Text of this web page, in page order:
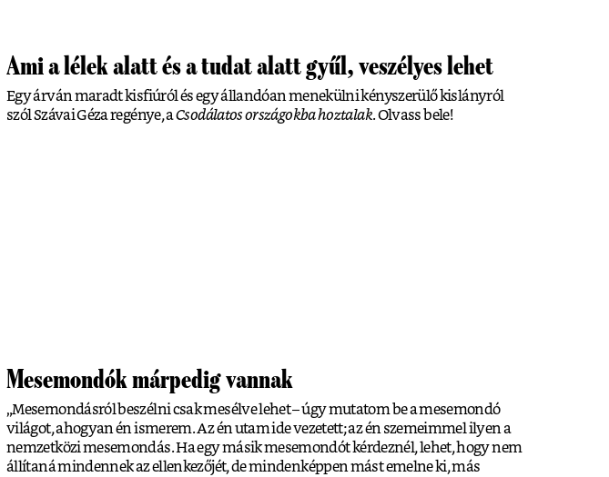
Ami a lélek alatt és a tudat alatt gyűl, veszélyes lehet
Egy árván maradt kisfiúról és egy állandóan menekülni kényszerülő kislányról
szól Szávai Géza regénye, aCsodálatos országokba hoztalak. Olvass bele!
Mesemondók márpedig vannak
„Mesemondásról beszélni csak mesélve lehet – úgy mutatom be a mesemondó
világot, ahogyan én ismerem. Az én utam ide vezetett; az én szemeimmel ilyen a
nemzetközi mesemondás. Ha egy másik mesemondót kérdeznél, lehet, hogy nem
állítaná mindennek az ellenkezőjét, de mindenképpen mást emelne ki, más